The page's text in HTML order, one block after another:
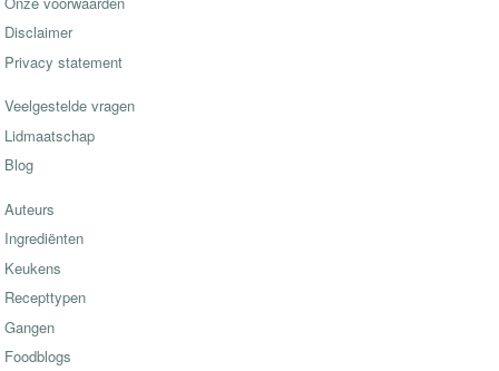
Disclaimer
Privacy statement
Veelgestelde vragen
Lidmaatschap
Blog
Auteurs
Ingrediënten
Keukens
Recepttypen
Gangen
Foodblogs